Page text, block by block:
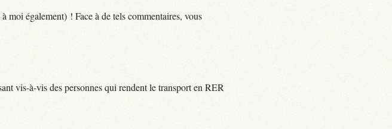
moi également) ! Face à de tels commentaires, vous
vis-à-vis des personnes qui rendent le transport en RER